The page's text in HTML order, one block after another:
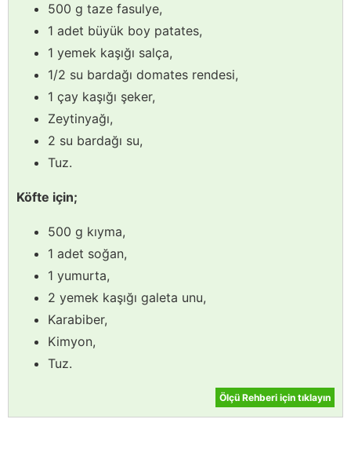
500 g taze fasulye,
1 adet büyük boy patates,
1 yemek kaşığı salça,
1/2 su bardağı domates rendesi,
1 çay kaşığı şeker,
Zeytinyağı,
2 su bardağı su,
Tuz.
Köfte için;
500 g kıyma,
1 adet soğan,
1 yumurta,
2 yemek kaşığı galeta unu,
Karabiber,
Kimyon,
Tuz.
Ölçü Rehberi için tıklayın